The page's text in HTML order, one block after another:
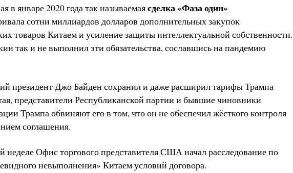
в январе 2020 года так называемаясделка «Фаза один»
сотни миллиардов долларов дополнительных закупок
товаров Китаем и усиление защиты интеллектуальной собственности.
так и не выполнил эти обязательства, сославшись на пандемию
президент Джо Байден сохранил и даже расширил тарифы Трампа
представители Республиканской партии и бывшие чиновники
Трампа обвиняют его в том, что он не обеспечил жёсткого контроля
соглашения.
неделе Офис торгового представителя США начал расследование по
невыполнения» Китаем условий договора.